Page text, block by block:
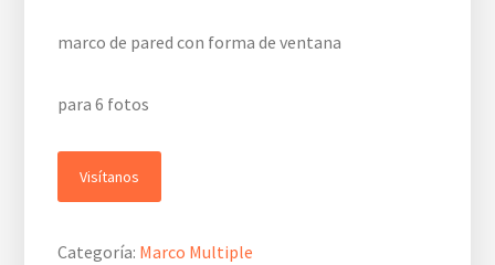
marco de pared con forma de ventana
para 6 fotos
Visítanos
Categoría: Marco Multiple